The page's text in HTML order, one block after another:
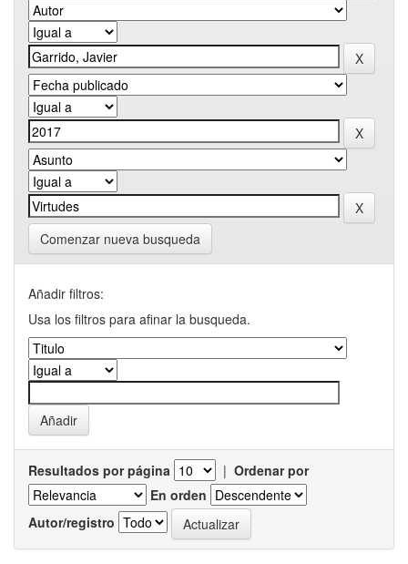
Comenzar nueva busqueda
Añadir filtros:
Usa los filtros para afinar la busqueda.
Resultados por página | Ordenar por
En orden
Autor/registro